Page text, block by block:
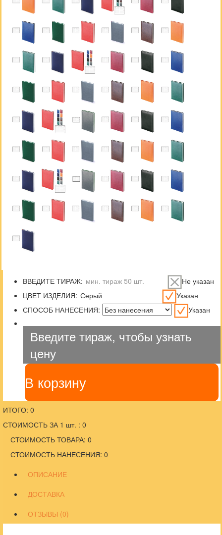
ВВЕДИТЕ ТИРАЖ:
Не указан
ЦВЕТ ИЗДЕЛИЯ:
Указан
СПОСОБ НАНЕСЕНИЯ:
Указан
Введите тираж, чтобы узнать
цену
В корзину
ИТОГО: 0
СТОИМОСТЬ ЗА 1 шт. : 0
СТОИМОСТЬ ТОВАРА: 0
СТОИМОСТЬ НАНЕСЕНИЯ: 0
ОПИСАНИЕ
ДОСТАВКА
ОТЗЫВЫ (0)